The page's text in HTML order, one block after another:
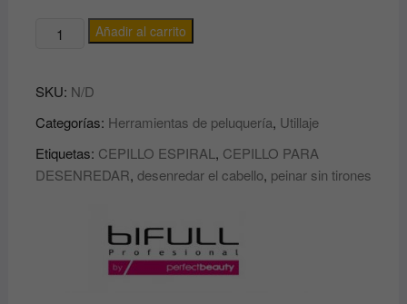
Cepillo
esqueleto
·
Colores
BIO
SPIRAL
Añadir al carrito
SKU: N/D
Categorías: Herramientas de peluquería, Utillaje
Etiquetas: CEPILLO ESPIRAL , CEPILLO PARA
DESENREDAR, desenredar el cabello, peinar sin tirones